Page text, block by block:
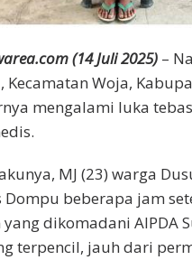
(14 Juli 2025) –
Kecamatan Woja,
mengalami luka
MJ (23) warga
Dompu beberapa jam
dikomadani AIPDA
terpencil, jauh dari